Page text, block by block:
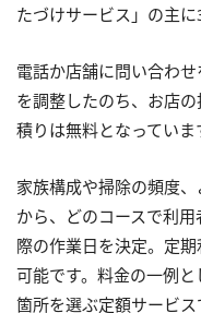
たづけサービス」の主に
電話か店舗に問い合わ
を調整したのち、お店
積りは無料となっていま
家族構成や掃除の頻度
から、どのコースで利
際の作業日を決定。定
可能です。料金の一例
箇所を選ぶ定額サービ